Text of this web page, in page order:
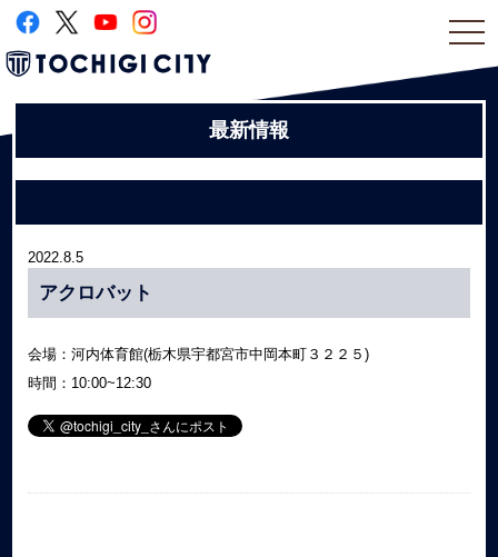
最新情報
2022.8.5
アクロバット
会場：河内体育館(栃木県宇都宮市中岡本町３２２５)
時間：10:00~12:30